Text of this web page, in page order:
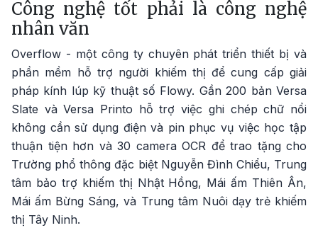
Công nghệ tốt phải là công nghệ
nhân văn
Overflow - một công ty chuyên phát triển thiết bị và
phần mềm hỗ trợ người khiếm thị để cung cấp giải
pháp kính lúp kỹ thuật số Flowy. Gần 200 bản Versa
Slate và Versa Printo hỗ trợ việc ghi chép chữ nổi
không cần sử dụng điện và pin phục vụ việc học tập
thuận tiện hơn và 30 camera OCR để trao tặng cho
Trường phổ thông đặc biệt Nguyễn Đình Chiểu, Trung
tâm bảo trợ khiếm thị Nhật Hồng, Mái ấm Thiên Ân,
Mái ấm Bừng Sáng, và Trung tâm Nuôi dạy trẻ khiếm
thị Tây Ninh.